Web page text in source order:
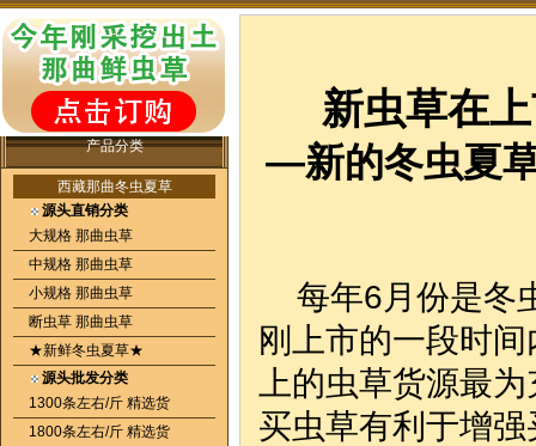
产品分类
西藏那曲冬虫夏草
源头直销分类
大规格 那曲虫草
中规格 那曲虫草
小规格 那曲虫草
断虫草 那曲虫草
★新鲜冬虫夏草★
源头批发分类
1300条左右/斤 精选货
1800条左右/斤 精选货
新虫草在
—新的冬虫夏
每年6月份是冬
刚上市的一段时
上的虫草货源最
买虫草有利于增